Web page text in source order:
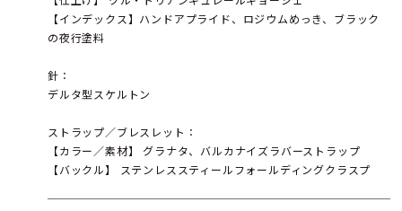
【インデックス】ハンドアプライド、ロジウムめっき、ブラック
の夜行塗料
針：
デルタ型スケルトン
ストラップ／ブレスレット：
【カラー／素材】 グラナタ、バルカナイズラバーストラップ
【バックル】 ステンレススティールフォールディングクラスプ